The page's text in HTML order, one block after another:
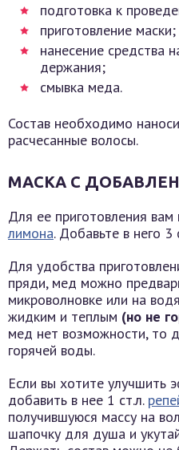
подготовка к
приготовление маски;
нанесение средства
держания;
смывка меда.
Состав необходимо
расчесанные волосы.
МАСКА С
Для ее приготовления
лимона. Добавьте в него 3
Для удобства
пряди, мед можно
микроволновке или на
жидким и теплым (но не
мед нет возможности, то
горячей воды.
Если вы хотите улучшить
добавить в нее 1 ст.л.
получившуюся массу на
шапочку для душа и